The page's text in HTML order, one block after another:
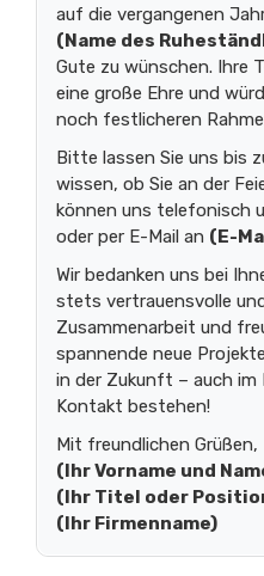
auf die vergangenen
(Name des
Gute zu wünschen. Ihre
eine große Ehre und
noch festlicheren
Bitte lassen Sie uns bis
wissen, ob Sie an der
können uns telefonisch
oder per E-Mail an (E-
Wir bedanken uns bei
stets vertrauensvolle
Zusammenarbeit und
spannende neue
in der Zukunft – auch
Kontakt bestehen!
Mit freundlichen Grüßen,
(Ihr Vorname und
(Ihr Titel oder
(Ihr Firmenname)